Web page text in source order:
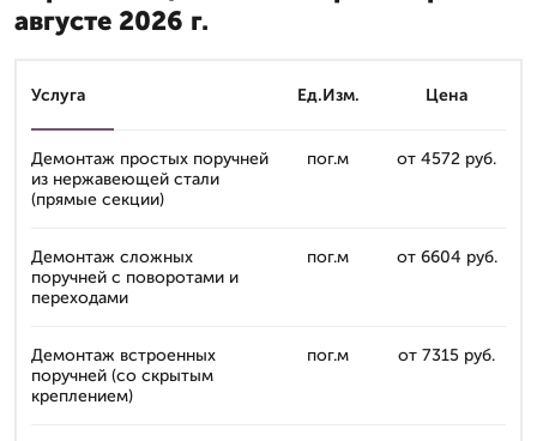
августе 2026 г.
Услуга Ед.Изм. Цена
Демонтаж простых поручней
из нержавеющей стали
(прямые секции)
пог.м от 4572 руб.
Демонтаж сложных
поручней с поворотами и
переходами
пог.м от 6604 руб.
Демонтаж встроенных
поручней (со скрытым
креплением)
пог.м от 7315 руб.